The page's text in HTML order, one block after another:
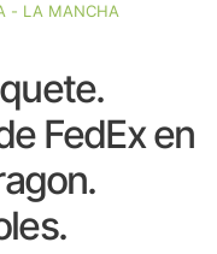
- LA MANCHA
FedEx en